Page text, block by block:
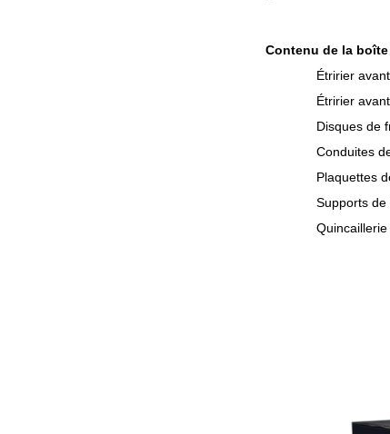
Contenu de la boîte
Étririer
Étririer
Disques de
Conduites
Plaquettes
Supports de